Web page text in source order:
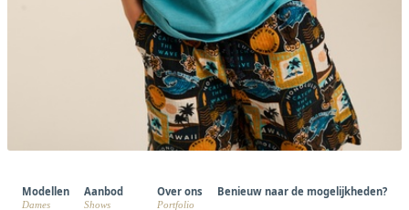
Modellen
Dames
Aanbod
Shows
Over ons
Portfolio
Benieuw naar de mogelijkheden?